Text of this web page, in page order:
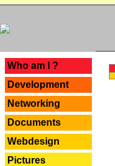
Who am I ?
Development
Networking
Documents
Webdesign
Pictures